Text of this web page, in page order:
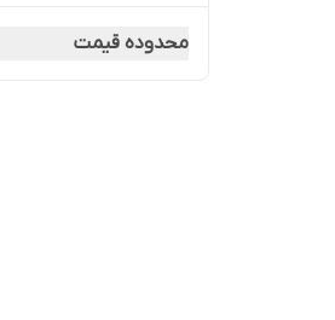
محدوده قیمت